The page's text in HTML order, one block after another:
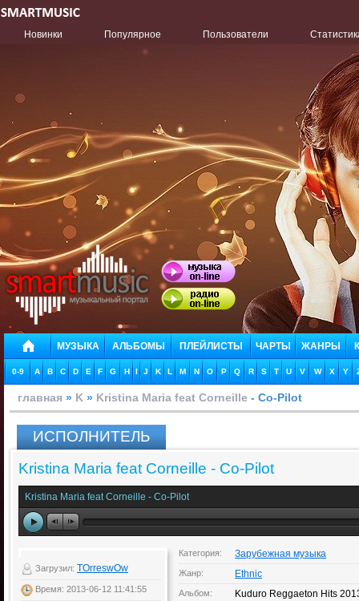
Новинки Популярное Пользователи
МУЗЫКА АЛЬБОМЫ ПЛЕЙЛИСТЫ ЧАРТЫ ЖАНРЫ
0-9 A B C D E F G H I J K L M N O P Q R S T U V W X Y
главная » K » Kristina Maria feat Corneille - Co-Pilot
ИСПОЛНИТЕЛЬ
Kristina Maria feat Corneille - Co-Pilot
Kristina Maria feat Corneille - Co-Pilot
Загрузил: TOrreswOw
Время: 2013-06-12 11:41:55
Категория: Зарубежная музыка
Жанр: Ethnic
Альбом: Kuduro Reggaeton Hits